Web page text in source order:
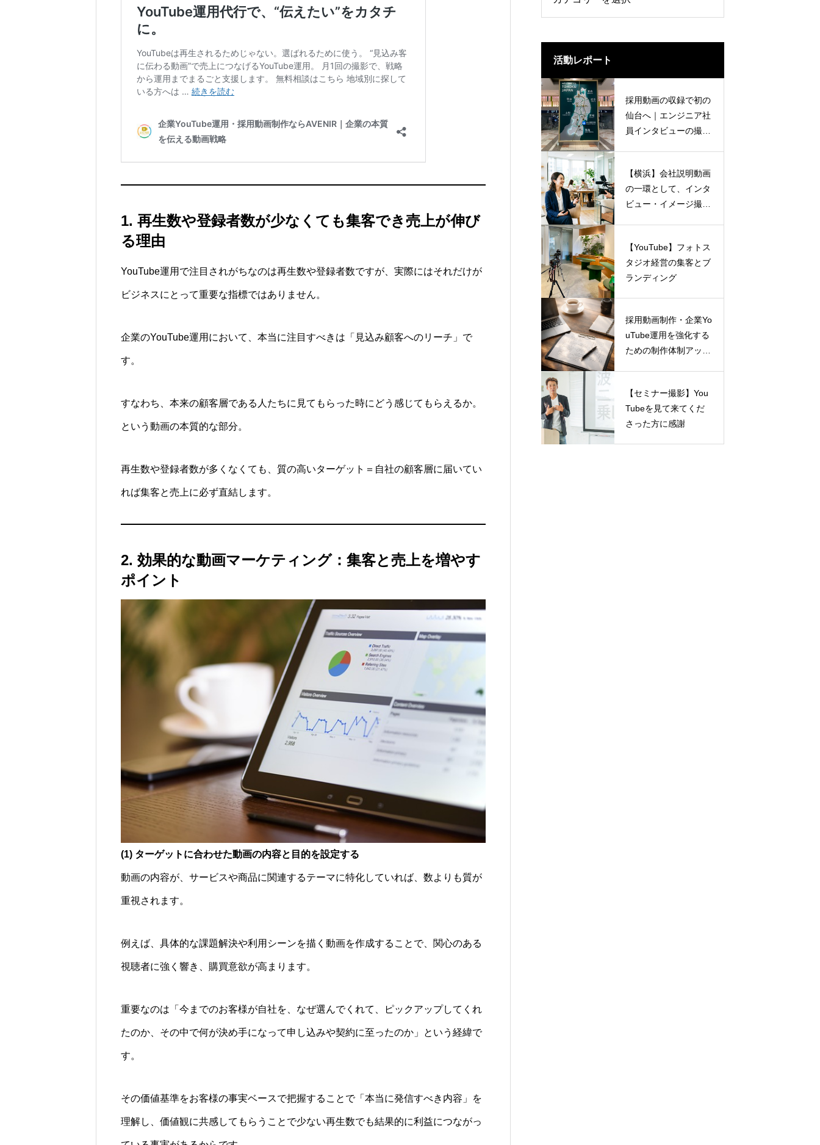
1. 再生数や登録者数が少なくても集客でき売上が伸び
る理由
YouTube運用で注目されがちなのは再生数や登録者数ですが、実際にはそれだけが
ビジネスにとって重要な指標ではありません。
企業のYouTube運用において、本当に注目すべきは「見込み顧客へのリーチ」で
す。
すなわち、本来の顧客層である人たちに見てもらった時にどう感じてもらえるか。
という動画の本質的な部分。
再生数や登録者数が多くなくても、質の高いターゲット＝自社の顧客層に届いてい
れば集客と売上に必ず直結します。
2. 効果的な動画マーケティング：集客と売上を増やす
ポイント
(1) ターゲットに合わせた動画の内容と目的を設定する
動画の内容が、サービスや商品に関連するテーマに特化していれば、数よりも質が
重視されます。
例えば、具体的な課題解決や利用シーンを描く動画を作成することで、関心のある
視聴者に強く響き、購買意欲が高まります。
重要なのは「今までのお客様が自社を、なぜ選んでくれて、ピックアップしてくれ
たのか、その中で何が決め手になって申し込みや契約に至ったのか」という経緯で
す。
その価値基準をお客様の事実ベースで把握することで「本当に発信すべき内容」を
理解し、価値観に共感してもらうことで少ない再生数でも結果的に利益につながっ
活動レポート
採用動画の収録で初の
仙台へ｜エンジニア社
員インタビューの撮影
【横浜】会社説明動画
の一環として、インタ
ビュー・イメージ撮影
【YouTube】フォトス
タジオ経営の集客とブ
ランディング
採用動画制作・企業Yo
uTube運用を強化する
ための制作体制アップ
【セミナー撮影】You
Tubeを見て来てくだ
さった方に感謝